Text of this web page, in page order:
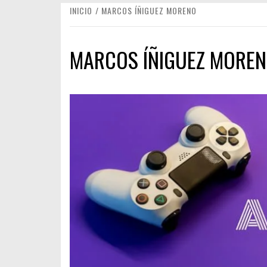
INICIO MARCOS ÍÑIGUEZ MORENO
MARCOS ÍÑIGUEZ